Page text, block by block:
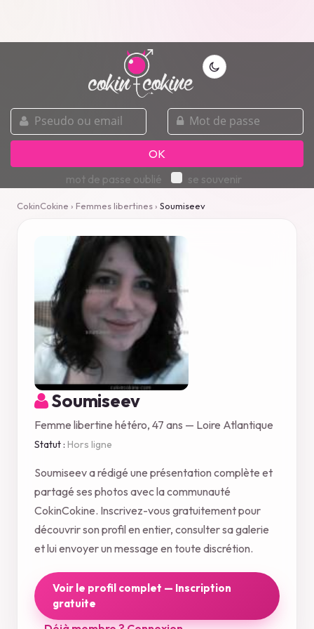
pseudo
ou
email
mot
de
passe
OK
mot de passe oublié
se souvenir
CokinCokine › Femmes libertines› Soumiseev
Soumiseev
Femme libertine hétéro, 47 ans — Loire Atlantique
Statut : Hors ligne
Soumiseev a rédigé une présentation complète et
partagé ses photos avec la communauté
CokinCokine. Inscrivez-vous gratuitement pour
découvrir son profil en entier, consulter sa galerie
et lui envoyer un message en toute discrétion.
Voir le profil complet — Inscription
gratuite